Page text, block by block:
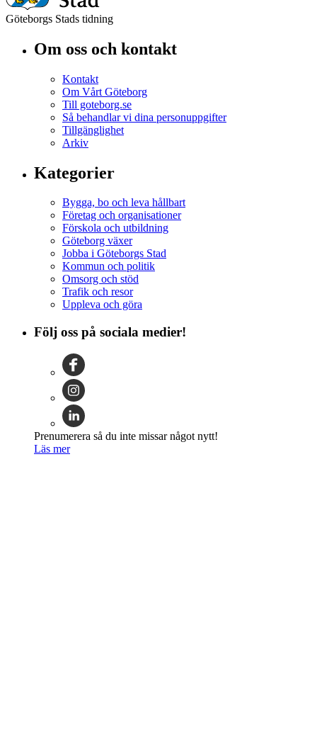
Göteborgs Stads tidning
Om oss och kontakt
Kontakt
Om Vårt Göteborg
Till goteborg.se
Så behandlar vi dina personuppgifter
Tillgänglighet
Arkiv
Kategorier
Bygga, bo och leva hållbart
Företag och organisationer
Förskola och utbildning
Göteborg växer
Jobba i Göteborgs Stad
Kommun och politik
Omsorg och stöd
Trafik och resor
Uppleva och göra
Följ oss på sociala medier!
Prenumerera så du inte missar något nytt!
Läs mer